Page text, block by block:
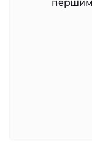
першим